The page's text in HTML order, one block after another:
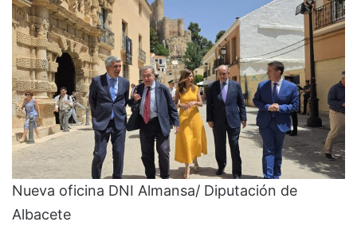
Nueva oficina DNI Almansa/ Diputación de
Albacete